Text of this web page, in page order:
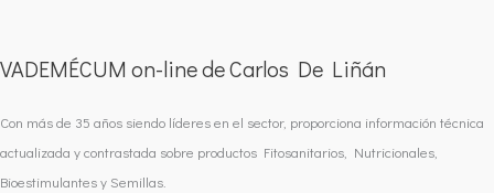
VADEMÉCUM on-line de Carlos De Liñán
Con más de 35 años siendo líderes en el sector, proporciona información técnica
actualizada y contrastada sobre productos Fitosanitarios, Nutricionales,
Bioestimulantes y Semillas.